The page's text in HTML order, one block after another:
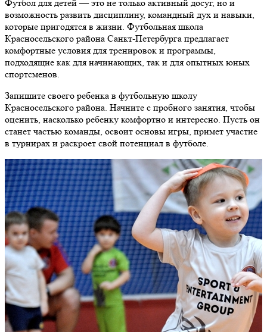
Футбол для детей — это не только активный досуг, но и
возможность развить дисциплину, командный дух и навыки,
которые пригодятся в жизни. Футбольная школа
Красносельского района Санкт-Петербурга предлагает
комфортные условия для тренировок и программы,
подходящие как для начинающих, так и для опытных юных
спортсменов.
Запишите своего ребенка в футбольную школу
Красносельского района. Начните с пробного занятия, чтобы
оценить, насколько ребенку комфортно и интересно. Пусть он
станет частью команды, освоит основы игры, примет участие
в турнирах и раскроет свой потенциал в футболе.